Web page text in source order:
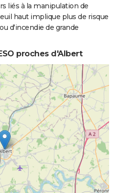
liés à la manipulation de
haut implique plus de risque
d'incendie de grande
proches d'Albert